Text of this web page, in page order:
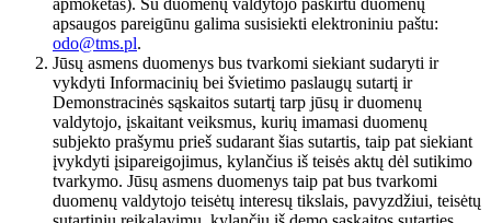
apmokėtas). Su duomenų valdytojo paskirtu duomenų
apsaugos pareigūnu galima susisiekti elektroniniu paštu:
odo@tms.pl.
Jūsų asmens duomenys bus tvarkomi siekiant sudaryti ir
vykdyti Informacinių bei švietimo paslaugų sutartį ir
Demonstracinės sąskaitos sutartį tarp jūsų ir duomenų
valdytojo, įskaitant veiksmus, kurių imamasi duomenų
subjekto prašymu prieš sudarant šias sutartis, taip pat siekiant
įvykdyti įsipareigojimus, kylančius iš teisės aktų dėl sutikimo
tvarkymo. Jūsų asmens duomenys taip pat bus tvarkomi
duomenų valdytojo teisėtų interesų tikslais, pavyzdžiui, teisėtų